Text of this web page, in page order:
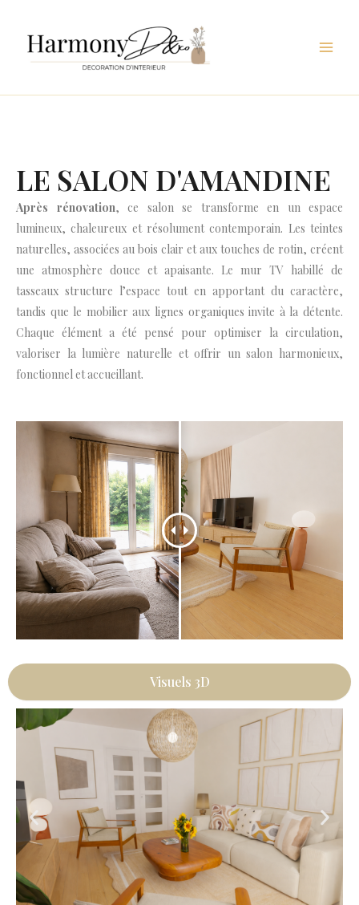
contenu
LE SALON D'AMANDINE
Après rénovation, ce salon se transforme en un espace
lumineux, chaleureux et résolument contemporain. Les teintes
naturelles, associées au bois clair et aux touches de rotin, créent
une atmosphère douce et apaisante. Le mur TV habillé de
tasseaux structure l’espace tout en apportant du caractère,
tandis que le mobilier aux lignes organiques invite à la détente.
Chaque élément a été pensé pour optimiser la circulation,
valoriser la lumière naturelle et offrir un salon harmonieux,
fonctionnel et accueillant.
Visuels 3D